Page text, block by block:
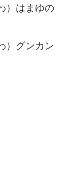
）はまゆの
）グンカン